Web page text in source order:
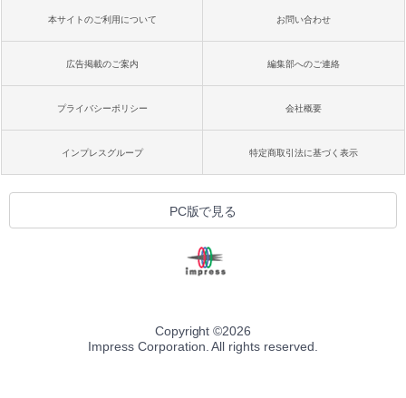
本サイトのご利用について お問い合わせ
広告掲載のご案内 編集部へのご連絡
プライバシーポリシー 会社概要
インプレスグループ 特定商取引法に基づく表示
PC版で見る
Copyright ©2026
Impress Corporation. All rights reserved.